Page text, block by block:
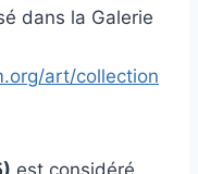
dans la Galerie
art/collection
est considéré